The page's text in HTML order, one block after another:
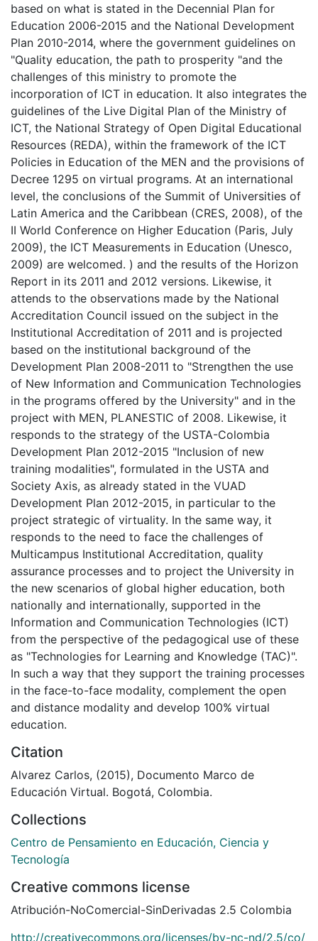
based on what is stated in the Decennial Plan for
Education 2006-2015 and the National Development
Plan 2010-2014, where the government guidelines on
"Quality education, the path to prosperity "and the
challenges of this ministry to promote the
incorporation of ICT in education. It also integrates the
guidelines of the Live Digital Plan of the Ministry of
ICT, the National Strategy of Open Digital Educational
Resources (REDA), within the framework of the ICT
Policies in Education of the MEN and the provisions of
Decree 1295 on virtual programs. At an international
level, the conclusions of the Summit of Universities of
Latin America and the Caribbean (CRES, 2008), of the
II World Conference on Higher Education (Paris, July
2009), the ICT Measurements in Education (Unesco,
2009) are welcomed. ) and the results of the Horizon
Report in its 2011 and 2012 versions. Likewise, it
attends to the observations made by the National
Accreditation Council issued on the subject in the
Institutional Accreditation of 2011 and is projected
based on the institutional background of the
Development Plan 2008-2011 to "Strengthen the use
of New Information and Communication Technologies
in the programs offered by the University" and in the
project with MEN, PLANESTIC of 2008. Likewise, it
responds to the strategy of the USTA-Colombia
Development Plan 2012-2015 "Inclusion of new
training modalities", formulated in the USTA and
Society Axis, as already stated in the VUAD
Development Plan 2012-2015, in particular to the
project strategic of virtuality. In the same way, it
responds to the need to face the challenges of
Multicampus Institutional Accreditation, quality
assurance processes and to project the University in
the new scenarios of global higher education, both
nationally and internationally, supported in the
Information and Communication Technologies (ICT)
from the perspective of the pedagogical use of these
as "Technologies for Learning and Knowledge (TAC)".
In such a way that they support the training processes
in the face-to-face modality, complement the open
and distance modality and develop 100% virtual
education.
Citation
Alvarez Carlos, (2015), Documento Marco de
Educación Virtual. Bogotá, Colombia.
Collections
Centro de Pensamiento en Educación, Ciencia y
Tecnología
Creative commons license
Atribución-NoComercial-SinDerivadas 2.5 Colombia
http://creativecommons.org/licenses/by-nc-nd/2.5/co/